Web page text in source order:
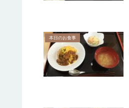
本日のお食事